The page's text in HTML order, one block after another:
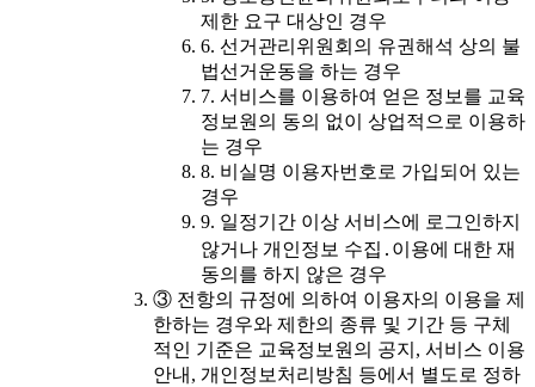
제한 요구 대상인 경우
6. 선거관리위원회의 유권해석 상의 불
법선거운동을 하는 경우
7. 서비스를 이용하여 얻은 정보를 교육
정보원의 동의 없이 상업적으로 이용하
는 경우
8. 비실명 이용자번호로 가입되어 있는
경우
9. 일정기간 이상 서비스에 로그인하지
않거나 개인정보 수집․이용에 대한 재
동의를 하지 않은 경우
③ 전항의 규정에 의하여 이용자의 이용을 제
한하는 경우와 제한의 종류 및 기간 등 구체
적인 기준은 교육정보원의 공지, 서비스 이용
안내, 개인정보처리방침 등에서 별도로 정하